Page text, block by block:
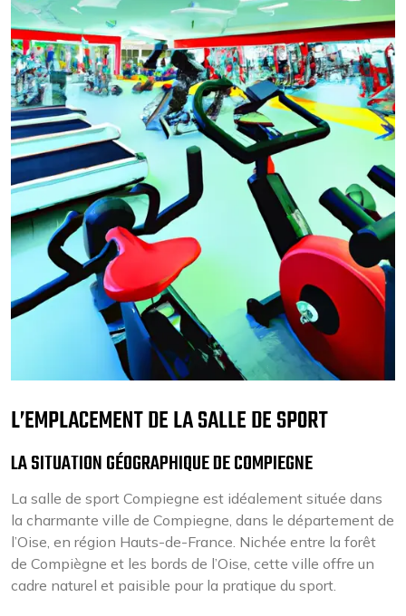
L’EMPLACEMENT DE LA SALLE DE SPORT
LA SITUATION GÉOGRAPHIQUE DE COMPIEGNE
La salle de sport Compiegne est idéalement située dans
la charmante ville de Compiegne, dans le département de
l’Oise, en région Hauts-de-France. Nichée entre la forêt
de Compiègne et les bords de l’Oise, cette ville offre un
cadre naturel et paisible pour la pratique du sport.